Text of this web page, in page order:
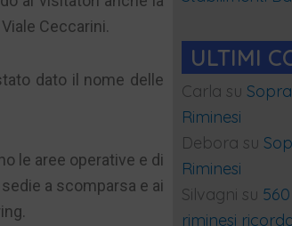
Ceccarini.
dato il nome delle
le aree operative e di
a scomparsa e ai
ULTIMI
Carla su
Riminesi
Debora su
Riminesi
Silvagni su
riminesi